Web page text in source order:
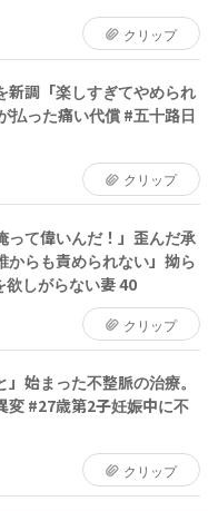
クリップ
新調「楽しすぎてやめられ
払った痛い代償 #五十路日
クリップ
って偉いんだ！」歪んだ承
らも責められない」拗ら
しがらない妻 40
クリップ
」始まった不整脈の治療。
変 #27歳第2子妊娠中に不
クリップ